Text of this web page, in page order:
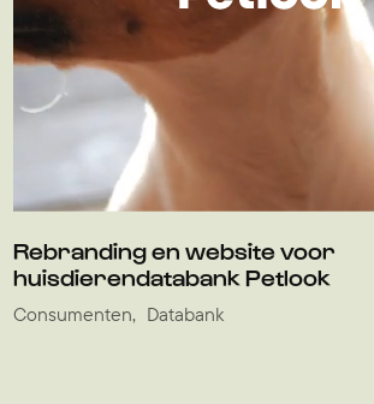
Rebranding en website voor
huisdierendatabank Petlook
Consumenten Databank